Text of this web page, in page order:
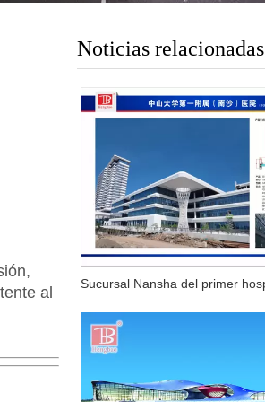
al
Noticias relacionadas